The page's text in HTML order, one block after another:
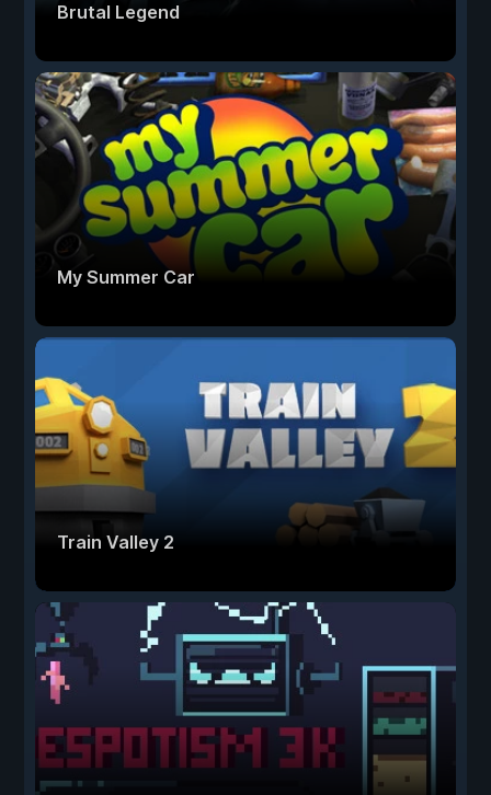
Brutal Legend
My Summer Car
Train Valley 2